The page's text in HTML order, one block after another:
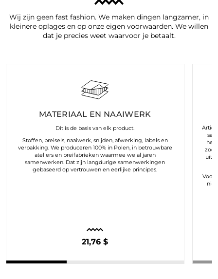
Wij zijn geen fast fashion. We maken dingen langzamer, in
kleinere oplages en op onze eigen voorwaarden. We willen
dat je precies weet waarvoor je betaalt.
MATERIAAL EN NAAIWERK
Dit is de basis van elk product.
Stoffen, breisels, naaiwerk, snijden, afwerking, labels en
verpakking. We produceren 100% in Polen, in betrouwbare
ateliers en breifabrieken waarmee we al jaren
samenwerken. Dat zijn langdurige samenwerkingen
gebaseerd op vertrouwen en eerlijke principes.
21,76 $
uit
Voor